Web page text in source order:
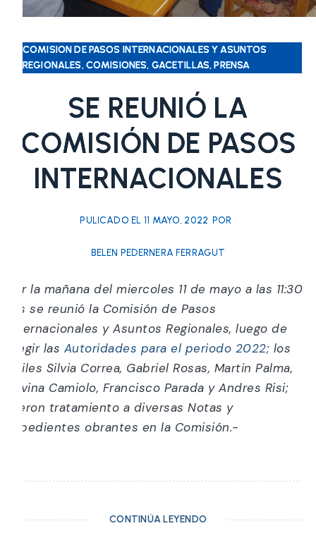
COMISION DE PASOS INTERNACIONALES Y ASUNTOS
REGIONALES, COMISIONES, GACETILLAS, PRENSA
SE REUNIÓ LA
COMISIÓN DE PASOS
INTERNACIONALES
PULICADO EL 11 MAYO, 2022 POR
BELEN PEDERNERA FERRAGUT
Por la mañana del miercoles 11 de mayo a las 11:30
hrs se reunió la Comisión de Pasos
Internacionales y Asuntos Regionales, luego de
elegir las Autoridades para el periodo 2022; los
Ediles Silvia Correa, Gabriel Rosas, Martin Palma,
Silvina Camiolo, Francisco Parada y Andres Risi;
dieron tratamiento a diversas Notas y
Expedientes obrantes en la Comisión.-
CONTINÚA LEYENDO